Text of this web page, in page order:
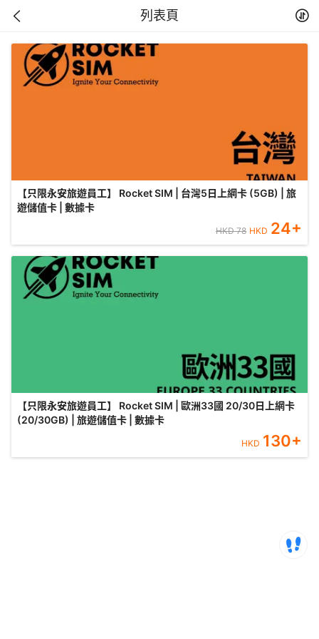
列表頁
【只限永安旅遊員工】 Rocket SIM | 台灣5日上網卡 (5GB) | 旅
遊儲值卡 | 數據卡
HKD78 HKD 24+
【只限永安旅遊員工】 Rocket SIM | 歐洲33國 20/30日上網卡
(20/30GB) | 旅遊儲值卡 | 數據卡
HKD 130+